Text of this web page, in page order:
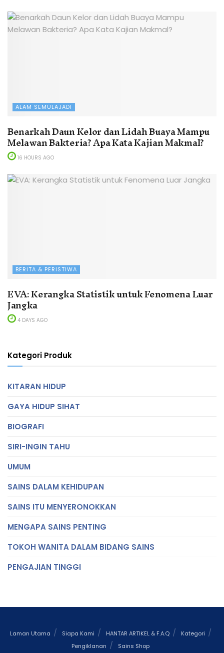
ALAM SEMULAJADI
Benarkah Daun Kelor dan Lidah Buaya Mampu
Melawan Bakteria? Apa Kata Kajian Makmal?
16 HOURS AGO
BERITA & PERISTIWA
EVA: Kerangka Statistik untuk Fenomena Luar
Jangka
4 DAYS AGO
Kategori Produk
KITARAN HIDUP
GAYA HIDUP SIHAT
BIOGRAFI
SIRI-INGIN TAHU
UMUM
SAINS DALAM KEHIDUPAN
SAINS ITU MENYERONOKKAN
MENGAPA SAINS PENTING
TOKOH WANITA DALAM BIDANG SAINS
PENGAJIAN TINGGI
Laman Utama Siapa Kami HANTAR ARTIKEL & F.A.Q
Kategori
Pengiklanan
Sains Shop